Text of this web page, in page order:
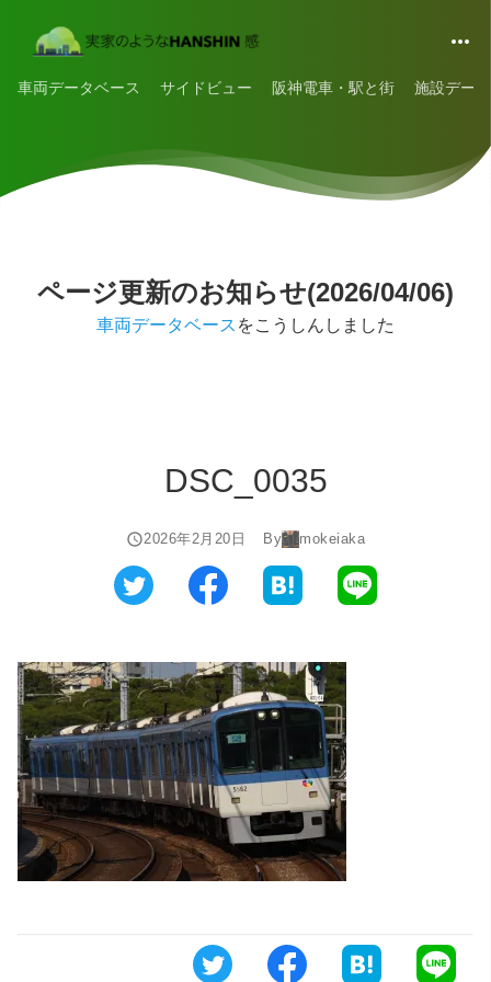
車両データベース サイドビュー 阪神電車・駅と街 施設デー
ページ更新のお知らせ(2026/04/06)
車両データベース をこうしんしました
DSC_0035
2026年2月20日 By mokeiaka